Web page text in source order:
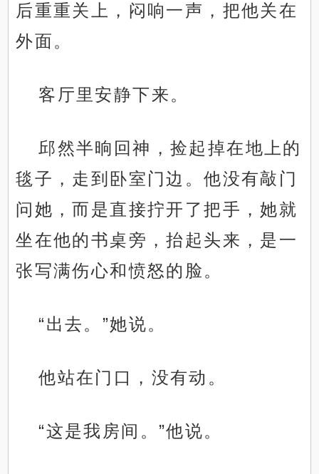
后重重关上，闷响一声，把他关在
外面。
客厅里安静下来。
邱然半晌回神，捡起掉在地上的
毯子，走到卧室门边。他没有敲门
问她，而是直接拧开了把手，她就
坐在他的书桌旁，抬起头来，是一
张写满伤心和愤怒的脸。
“出去。”她说。
他站在门口，没有动。
“这是我房间。”他说。